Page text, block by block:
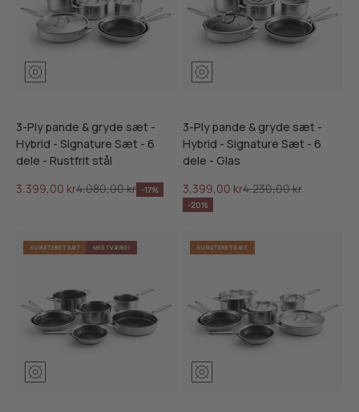
3-Ply pande & gryde sæt -
Hybrid - Signature Sæt - 6
dele - Rustfrit stål
Salgspris
3.399,00 krNormalpris
4.080,00 kr -17%
3-Ply pande & gryde sæt -
Hybrid - Signature Sæt - 6
dele - Glas
Salgspris
3.399,00 krNormalpris
4.230,00 kr
-20%
KURATERET SÆT MEST VÆRDI KURATERET SÆT